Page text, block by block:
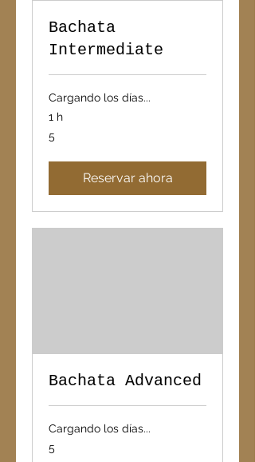
Bachata
Intermediate
Cargando los días...
1 h
5
Reservar ahora
Bachata Advanced
Cargando los días...
5